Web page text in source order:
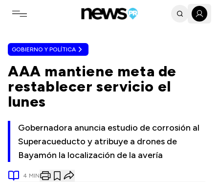
Toggle navigation menu
GOBIERNO Y POLÍTICA
AAA mantiene meta de
restablecer servicio el
lunes
Gobernadora anuncia estudio de corrosión al
Superacueducto y atribuye a drones de
Bayamón la localización de la avería
4 MIN